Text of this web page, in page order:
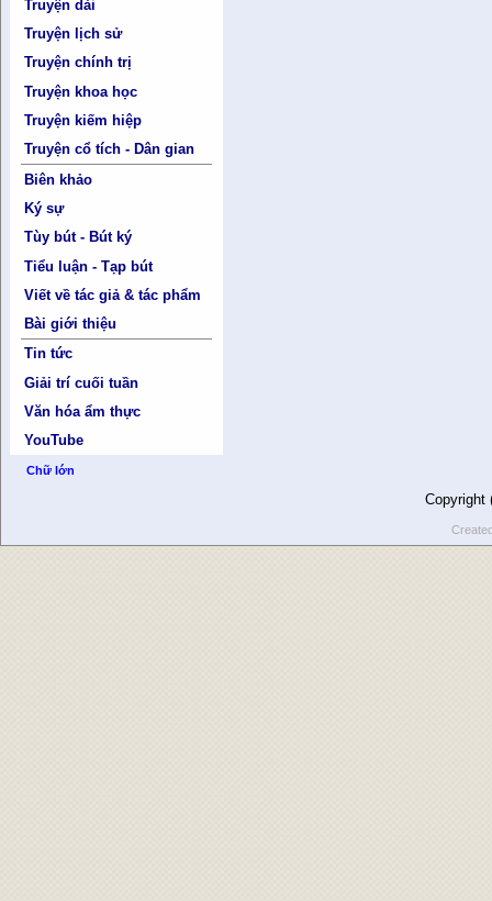
Truyện dài
Truyện lịch sử
Truyện chính trị
Truyện khoa học
Truyện kiếm hiệp
Truyện cổ tích - Dân gian
Biên khảo
Ký sự
Tùy bút - Bút ký
Tiểu luận - Tạp bút
Viết về tác giả & tác phẩm
Bài giới thiệu
Tin tức
Giải trí cuối tuần
Văn hóa ẩm thực
YouTube
Chữ lớn
Copyright